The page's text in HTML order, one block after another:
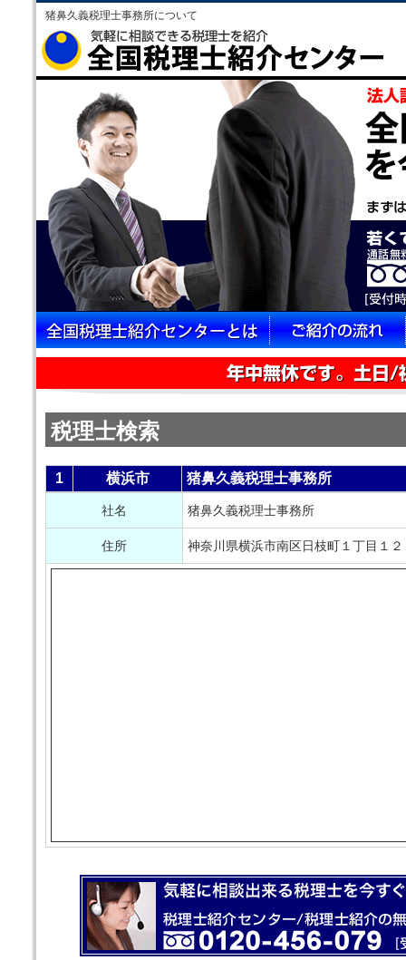
猪鼻久義税理士事務所について
税理士検索
1 横浜市 猪鼻久義税理士事務所
社名 猪鼻久義税理士事務所
住所 神奈川県横浜市南区日枝町１丁目１２